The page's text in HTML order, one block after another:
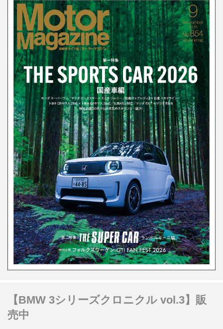
【BMW 3シリーズクロニクル vol.3】販
売中